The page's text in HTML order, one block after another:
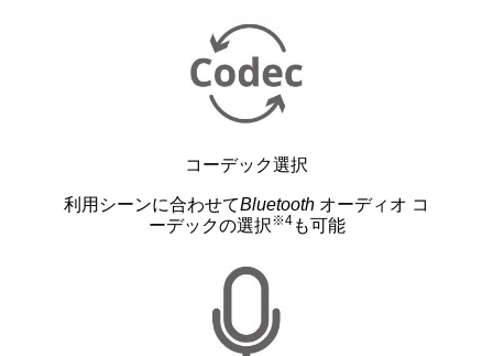
コーデック選択
利用シーンに合わせてBluetooth オーディオ コ
ーデックの選択※4も可能